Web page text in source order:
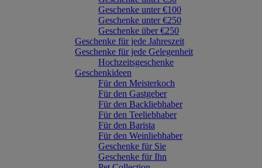
Geschenke unter €100
Geschenke unter €250
Geschenke über €250
Geschenke für jede Jahreszeit
Geschenke für jede Gelegenheit
Hochzeitsgeschenke
Geschenkideen
Für den Meisterkoch
Für den Gastgeber
Für den Backliebhaber
Für den Teeliebhaber
Für den Barista
Für den Weinliebhaber
Geschenke für Sie
Geschenke für Ihn